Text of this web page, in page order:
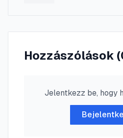
Hozzászólások (
Jelentkezz be, hogy